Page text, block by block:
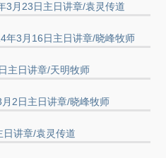
月23日主日讲章/袁灵传道
3月16日主日讲章/晓峰牧师
主日讲章/天明牧师
2日主日讲章/晓峰牧师
讲章/袁灵传道